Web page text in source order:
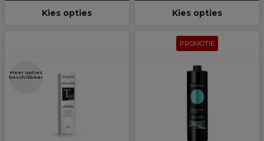
Kies opties Kies opties
Meer opties
beschikbaar
PROMOTIE